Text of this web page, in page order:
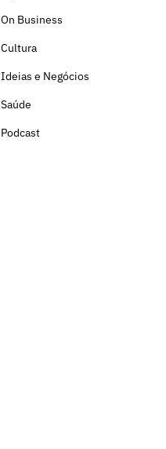
On Business
Cultura
Ideias e Negócios
Saúde
Podcast